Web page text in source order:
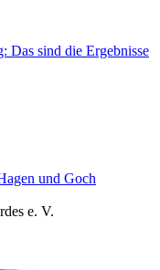
Das sind die Ergebnisse
und Goch
e. V.